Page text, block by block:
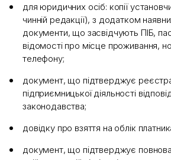
для юридичних осіб: копії
чинній редакції), з додатком
документи, що засвідчують ПІБ,
відомості про місце проживання,
телефону;
документ, що підтверджує
підприємницької діяльності
законодавства;
довідку про взяття на облік
документ, що підтверджує